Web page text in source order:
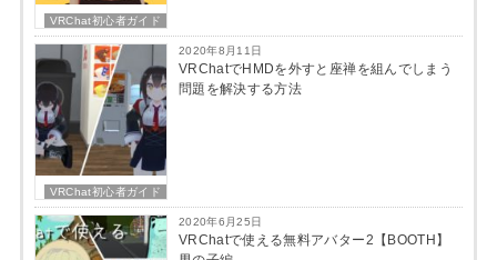
VRChat初心者ガイド
VRChat初心者ガイド
2020年8月11日
VRChatでHMDを外すと座禅を組んでしまう
問題を解決する方法
2020年6月25日
VRChatで使える無料アバター2【BOOTH】